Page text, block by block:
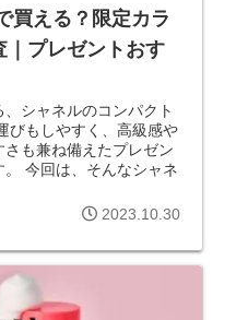
買える？限定カラ
｜プレゼントおす
シャネルのコンパクト
びもしやすく、高級感や
も兼ね備えたプレゼン
。 今回は、そんなシャネ
2023.10.30